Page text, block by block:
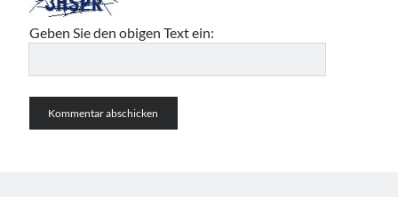
Geben Sie den obigen Text ein: